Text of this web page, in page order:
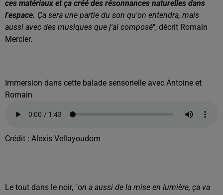
ces matériaux et ça créé des résonnances naturelles dans
l'espace. Ça sera une partie du son qu'on entendra, mais
aussi avec des musiques que j'ai composé", décrit Romain
Mercier.
Immersion dans cette balade sensorielle avec Antoine et
Romain
Crédit : Alexis Vellayoudom
Le tout dans le noir, "on a aussi de la mise en lumière, ça va